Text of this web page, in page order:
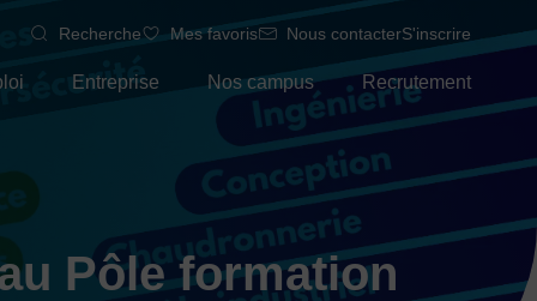
Recherche Mes favoris Nous contacterS'inscrire
Entreprise Nos campus Recrutement
Pôle formation